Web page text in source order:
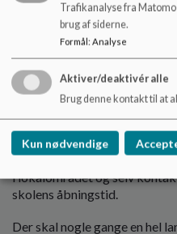
Østjyllands politi: telefon
ojyl@politi.dk
Har I brug for akut hjælp til
relevante oplysninger via dette
politi.
Favrskov, Aarhus, Odder og
VI håber, at I fortsat vil
i lokalområdet og selv
skolens åbningstid.
Der skal nogle gange en hel
Trafikanalyse fra Matomo
brug af siderne.
Formål: Analyse
Aktiver/deaktivér alle
Brug denne kontakt til at
Kun nødvendige